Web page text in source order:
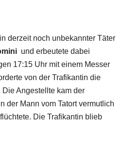
derzeit noch unbekannter Täter
und erbeutete dabei
17:15 Uhr mit einem Messer
von der Trafikantin die
Angestellte kam der
der Mann vom Tatort vermutlich
Die Trafikantin blieb